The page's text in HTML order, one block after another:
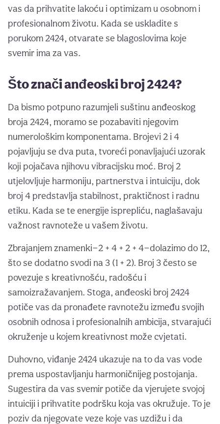
vas da prihvatite lakoću i optimizam u osobnom i
profesionalnom životu. Kada se uskladite s
porukom 2424, otvarate se blagoslovima koje
svemir ima za vas.
Što znači anđeoski broj 2424?
Da bismo potpuno razumjeli suštinu anđeoskog
broja 2424, moramo se pozabaviti njegovim
numerološkim komponentama. Brojevi 2 i 4
pojavljuju se dva puta, tvoreći ponavljajući uzorak
koji pojačava njihovu vibracijsku moć. Broj 2
utjelovljuje harmoniju, partnerstva i intuiciju, dok
broj 4 predstavlja stabilnost, praktičnost i radnu
etiku. Kada se te energije isprepliću, naglašavaju
važnost ravnoteže u vašem životu.
Zbrajanjem znamenki—2 + 4 + 2 + 4—dolazimo do 12,
što se dodatno svodi na 3 (1 + 2). Broj 3 često se
povezuje s kreativnošću, radošću i
samoizražavanjem. Stoga, anđeoski broj 2424
potiče vas da pronađete ravnotežu između svojih
osobnih odnosa i profesionalnih ambicija, stvarajući
okruženje u kojem kreativnost može cvjetati.
Duhovno, viđanje 2424 ukazuje na to da vas vode
prema uspostavljanju harmoničnijeg postojanja.
Sugestira da vas svemir potiče da vjerujete svojoj
intuiciji i prihvatite podršku koja vas okružuje. To je
poziv da njegovate veze koje vas uzdižu i da